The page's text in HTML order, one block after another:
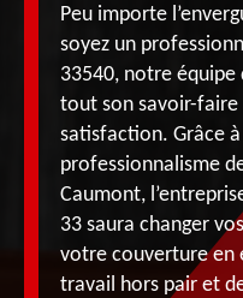
Peu importe
soyez un
33540, notre équipe
tout son savoir-
satisfaction. Grâce
professionnalisme
Caumont,
33 saura changer
votre couverture en
travail hors pair et